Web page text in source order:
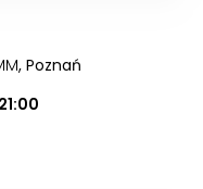
, Poznań